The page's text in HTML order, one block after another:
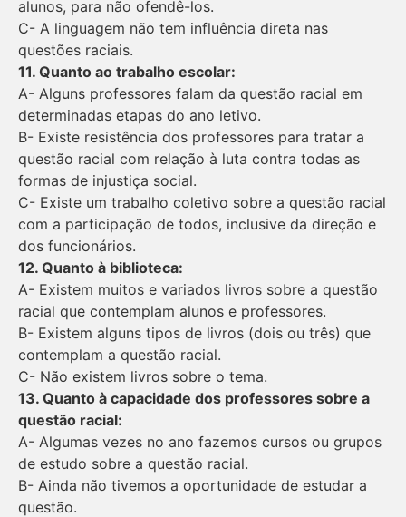
alunos, para não ofendê-los.
C- A linguagem não tem influência direta nas
questões raciais.
11. Quanto ao trabalho escolar:
A- Alguns professores falam da questão racial em
determinadas etapas do ano letivo.
B- Existe resistência dos professores para tratar a
questão racial com relação à luta contra todas as
formas de injustiça social.
C- Existe um trabalho coletivo sobre a questão racial
com a participação de todos, inclusive da direção e
dos funcionários.
12. Quanto à biblioteca:
A- Existem muitos e variados livros sobre a questão
racial que contemplam alunos e professores.
B- Existem alguns tipos de livros (dois ou três) que
contemplam a questão racial.
C- Não existem livros sobre o tema.
13. Quanto à capacidade dos professores sobre a
questão racial:
A- Algumas vezes no ano fazemos cursos ou grupos
de estudo sobre a questão racial.
B- Ainda não tivemos a oportunidade de estudar a
questão.